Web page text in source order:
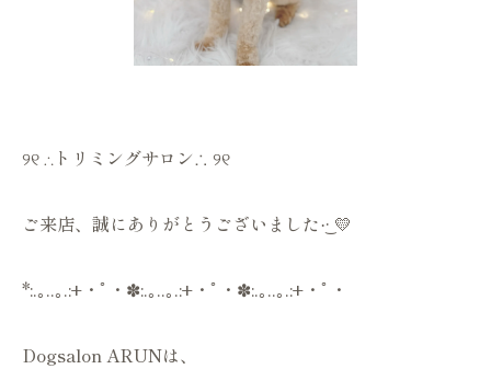
୨୧ ∴トリミングサロン∴ ୨୧
ご来店、誠にありがとうございました‪·͜· 💛
*:.｡..｡.:+・ﾟ・✽:.｡..｡.:+・ﾟ・✽:.｡..｡.:+・ﾟ・
Dogsalon ARUNは、